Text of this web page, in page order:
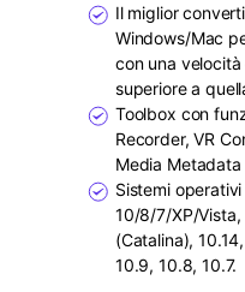
Il miglior
Windows/Mac
con una
superiore a
Toolbox con
Recorder, VR
Media
Sistemi
10/8/7/XP/Vista,
(Catalina),
10.9, 10.8, 10.7.